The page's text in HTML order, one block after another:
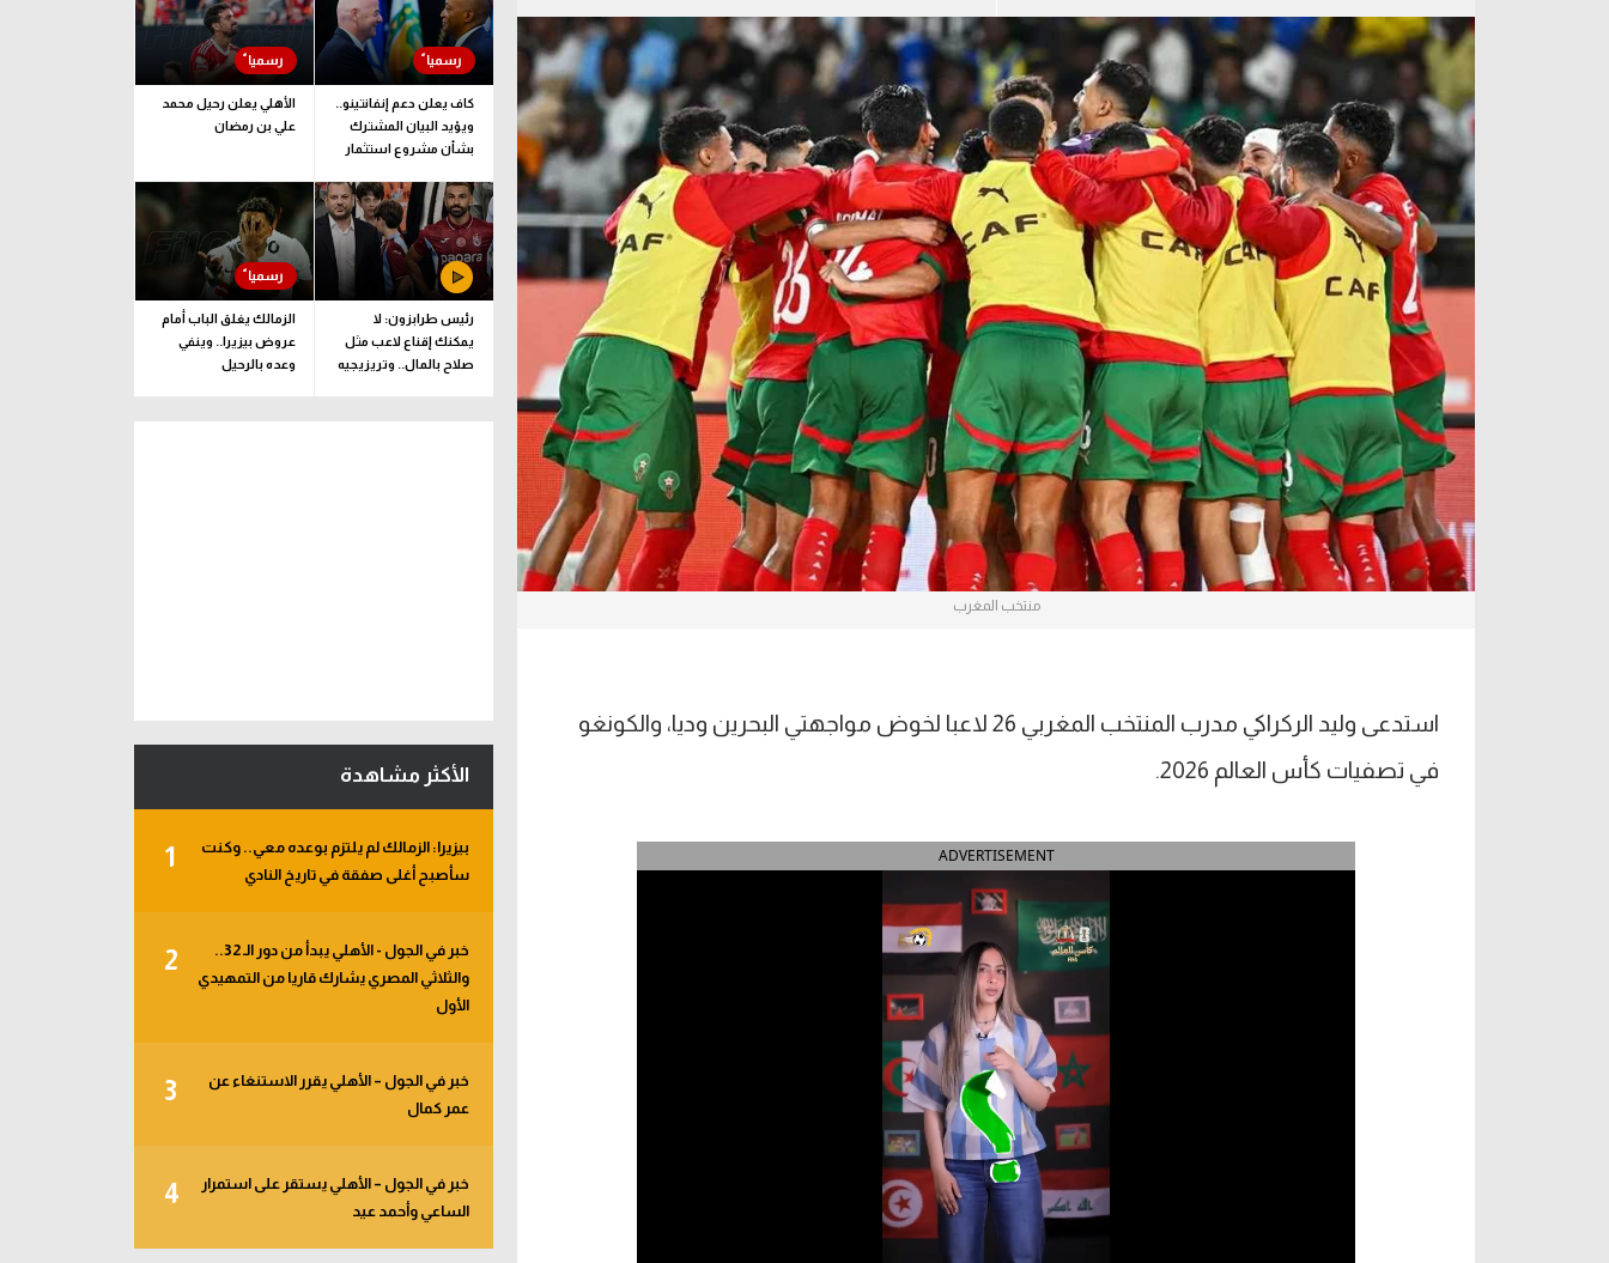
آراء حرة
ركن الألعاب
الدوري السعودي للمحترفين
دوري أبطال أوروبا
دوري أبطال إفريقيا
كل البطولات
دوري أبطال أوروبا
القسم الثاني
رياضات أخرى
آسيا
ركن الألعاب
منتخب المغرب
استدعى وليد الركراكي مدرب المنتخب المغربي 26 لاعبا لخوض مواجهتي البحرين وديا، والكونغو
في تصفيات كأس العالم 2026.
ADVERTISEMENT
كاف يعلن دعم إنفانتينو..
ويؤيد البيان المشترك
بشأن مشروع استثمار
الأهلي يعلن رحيل محمد
علي بن رمضان
رئيس طرابزون: لا
يمكنك إقناع لاعب مثل
صلاح بالمال.. وتريزيجيه
الزمالك يغلق الباب أمام
عروض بيزيرا.. وينفي
وعده بالرحيل
الأكثر مشاهدة
1
بيزيرا: الزمالك لم يلتزم بوعده معي.. وكنت
سأصبح أغلى صفقة في تاريخ النادي
2
خبر في الجول - الأهلي يبدأ من دور الـ 32..
والثلاثي المصري يشارك قاريا من التمهيدي
الأول
3
خبر في الجول – الأهلي يقرر الاستنغاء عن
عمر كمال
4
خبر في الجول – الأهلي يستقر على استمرار
الساعي وأحمد عيد